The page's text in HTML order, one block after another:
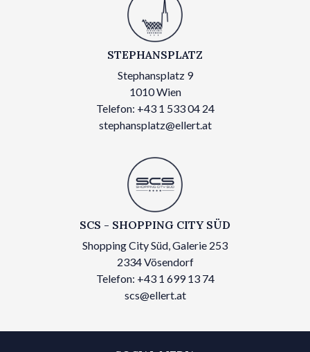
STEPHANSPLATZ
Stephansplatz 9
1010 Wien
Telefon: +43 1 533 04 24
stephansplatz@ellert.at
SCS - SHOPPING CITY SÜD
Shopping City Süd, Galerie 253
2334 Vösendorf
Telefon: +43 1 699 13 74
scs@ellert.at